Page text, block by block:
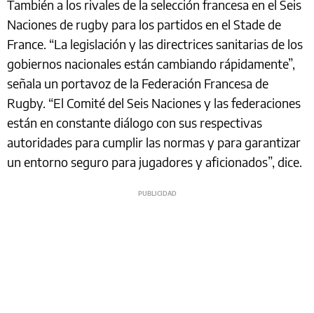
También a los rivales de la selección francesa en el Seis
Naciones de rugby para los partidos en el Stade de
France. “La legislación y las directrices sanitarias de los
gobiernos nacionales están cambiando rápidamente”,
señala un portavoz de la Federación Francesa de
Rugby. “El Comité del Seis Naciones y las federaciones
están en constante diálogo con sus respectivas
autoridades para cumplir las normas y para garantizar
un entorno seguro para jugadores y aficionados”, dice.